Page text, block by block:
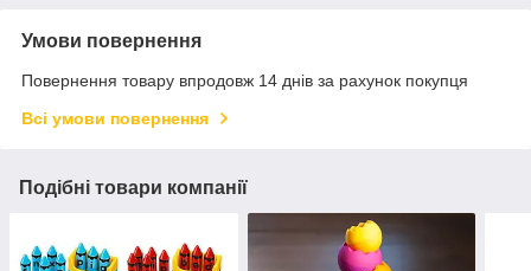
Умови повернення
Повернення товару впродовж 14 днів за рахунок покупця
Всі умови повернення
Подібні товари компанії